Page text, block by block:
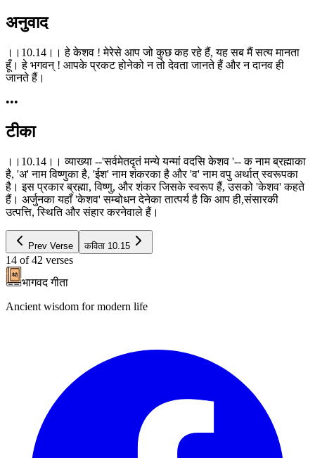
अनुवाद
।।10.14।। हे केशव ! मेरेसे आप जो कुछ कह रहे हैं, यह सब मैं सत्य मानता
हूँ। हे भगवन् ! आपके प्रकट होनेको न तो देवता जानते हैं और न दानव ही
जानते हैं।
•••
टीका
।।10.14।। व्याख्या --'सर्वमेतदृतं मन्ये यन्मां वदसि केशव '-- क नाम ब्रह्माका
है, 'अ' नाम विष्णुका है, 'ईश' नाम शंकरका है और 'व' नाम वपु अर्थात् स्वरूपका
है। इस प्रकार ब्रह्मा, विष्णु, और शंकर जिसके स्वरूप हैं, उसको 'केशव' कहते
हैं। अर्जुनका यहाँ 'केशव' सम्बोधन देनेका तात्पर्य है कि आप ही,संसारकी
उत्पत्ति, स्थिति और संहार करनेवाले हैं।
Prev Verse कविता 10.15
14 of 42 verses
भागवद गीता
Ancient wisdom for modern life